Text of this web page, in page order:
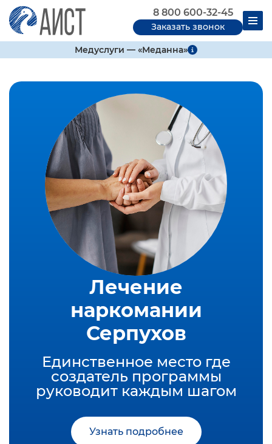
8 800 600-32-45
Заказать звонок
Медуслуги — «Меданна»
Лечение
наркомании
Серпухов
Единственное место где
создатель программы
руководит каждым шагом
Узнать подробнее